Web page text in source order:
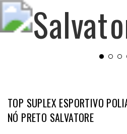
TOP SUPLEX ESPORTIVO
NÓ PRETO SALVATORE